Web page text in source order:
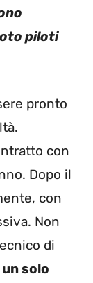
piloti
pronto
con
Dopo il
con
Non
di
un solo